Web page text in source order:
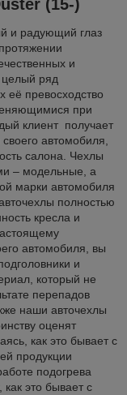
(15-)
и радующий глаз
и
целый ряд
превосходство
при
клиент получает
автомобиля,
салона. Чехлы
– модельные, а
марки автомобиля
полностью
кресла и
автомобиля, вы
и
который не
перепадов
наши авточехлы
оценят
как это бывает с
продукции
подогрева
это бывает с